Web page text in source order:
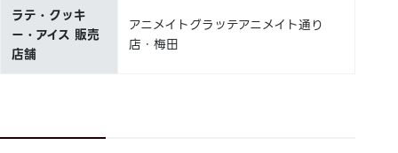
ラテ・クッキ
ー・アイス 販売
店舗
アニメイトグラッテアニメイト通り
店・梅田